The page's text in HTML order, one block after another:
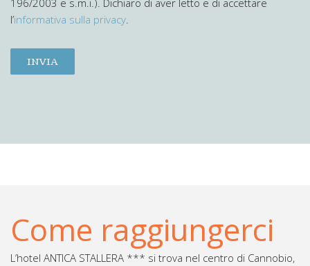
l’informativa sulla privacy
INVIA
Come raggiungerci
L’hotel ANTICA STALLERA *** si trova nel centro di Cannobio,